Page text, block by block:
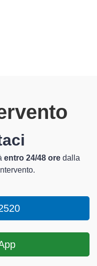
entro 24/48 ore dalla